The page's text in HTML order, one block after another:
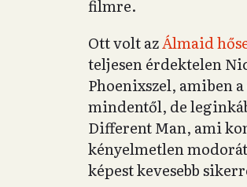
filmre.
Ott volt azÁlmaid
teljesen érdektelen
Phoenixszel, amiben
mindentől, de
Different Man, ami
kényelmetlen
képest kevesebb